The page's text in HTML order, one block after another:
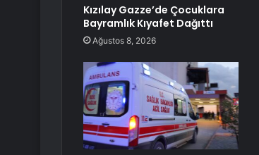
Kızılay Gazze’de Çocuklara
Bayramlık Kıyafet Dağıttı
Ağustos 8, 2026